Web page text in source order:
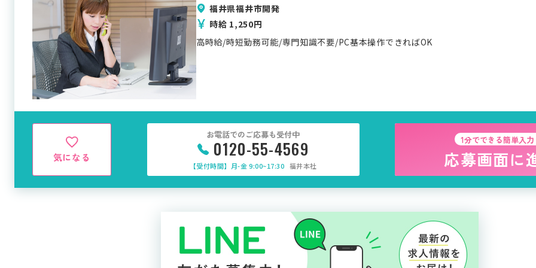
福井県福井市開発
時給 1,250円
高時給/時短勤務可能/専門知識不要/PC基本操作できればOK
気になる
お電話でのご応募も受付中
0120-55-4569
【受付時間】月-金 9:00~17:30 福井本社
1分でできる簡単入
応募画面に